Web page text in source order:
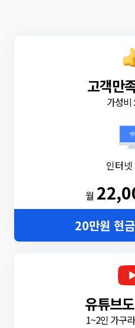
고객만
가성비
인터
월
20만원 현
유튜브
1~2인 가구